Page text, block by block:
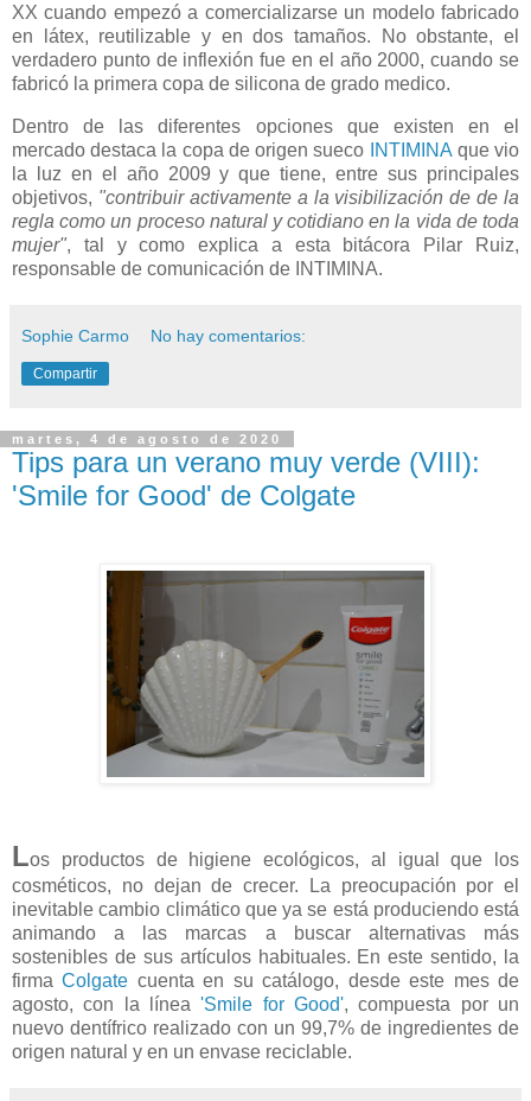
XX cuando empezó a comercializarse un modelo fabricado
en látex, reutilizable y en dos tamaños. No obstante, el
verdadero punto de inflexión fue en el año 2000, cuando se
fabricó la primera copa de silicona de grado medico.
Dentro de las diferentes opciones que existen en el
mercado destaca la copa de origen sueco
INTIMINA que vio
la luz en el año 2009 y que tiene, entre sus principales
objetivos, "contribuir activamente a la visibilización de de la
regla como un proceso natural y cotidiano en la vida de toda
mujer", tal y como explica a esta bitácora Pilar Ruiz,
responsable de comunicación de INTIMINA.
Sophie Carmo No hay comentarios:
Compartir
martes, 4 de agosto de 2020
Tips para un verano muy verde (VIII):
'Smile for Good' de Colgate
Los productos de higiene ecológicos, al igual que los
cosméticos, no dejan de crecer. La preocupación por el
inevitable cambio climático que ya se está produciendo está
animando a las marcas a buscar alternativas más
sostenibles de sus artículos habituales. En este sentido, la
firmaColgate cuenta en su catálogo, desde este mes de
agosto, con la línea 'Smile for Good', compuesta por un
nuevo dentífrico realizado con un 99,7% de ingredientes de
origen natural y en un envase reciclable.